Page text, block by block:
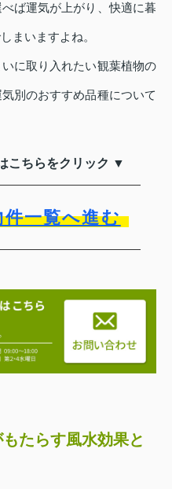
ば運気が上がり、快適に暮
まいますよね。
に取り入れたい観葉植物の
別のおすすめ品種について
こちらをクリック ▼
一覧へ進む
たらす風水効果と